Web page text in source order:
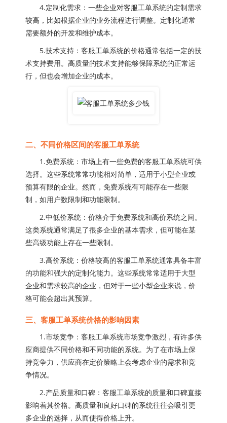
4.定制化需求：一些企业对客服工单系统的定制需求
较高，比如根据企业的业务流程进行调整。定制化通常
需要额外的开发和维护成本。
5.技术支持：客服工单系统的价格通常包括一定的技
术支持费用。高质量的技术支持能够保障系统的正常运
行，但也会增加企业的成本。
二、不同价格区间的客服工单系统
1.免费系统：市场上有一些免费的客服工单系统可供
选择。这些系统常常功能相对简单，适用于小型企业或
预算有限的企业。然而，免费系统有可能存在一些限
制，如用户数限制和功能限制。
2.中低价系统：价格介于免费系统和高价系统之间。
这类系统通常满足了很多企业的基本需求，但可能在某
些高级功能上存在一些限制。
3.高价系统：价格较高的客服工单系统通常具备丰富
的功能和强大的定制化能力。这些系统常常适用于大型
企业和需求较高的企业，但对于一些小型企业来说，价
格可能会超出其预算。
三、客服工单系统价格的影响因素
1.市场竞争：客服工单系统市场竞争激烈，有许多供
应商提供不同价格和不同功能的系统。为了在市场上保
持竞争力，供应商在定价策略上会考虑企业的需求和竞
争情况。
2.产品质量和口碑：客服工单系统的质量和口碑直接
影响着其价格。高质量和良好口碑的系统往往会吸引更
多企业的选择，从而使得价格上升。